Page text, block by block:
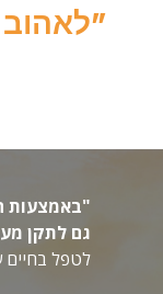
"לאהוב
"באמצעות
גם לתקן
לטפל בחיים